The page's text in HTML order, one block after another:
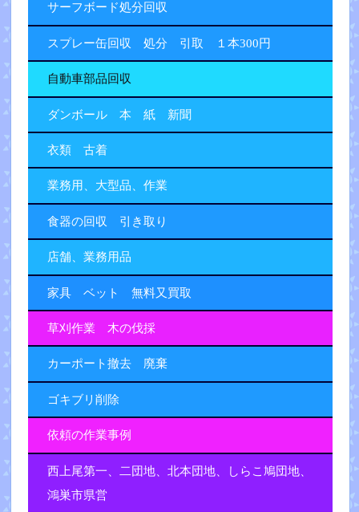
サーフボード処分回収
スプレー缶回収 処分 引取 １本300円
自動車部品回収
ダンボール 本 紙 新聞
衣類 古着
業務用、大型品、作業
食器の回収 引き取り
店舗、業務用品
家具 ベット 無料又買取
草刈作業 木の伐採
カーポート撤去 廃棄
ゴキブリ削除
依頼の作業事例
西上尾第一、二団地、北本団地、しらこ鳩団地、
鴻巣市県営